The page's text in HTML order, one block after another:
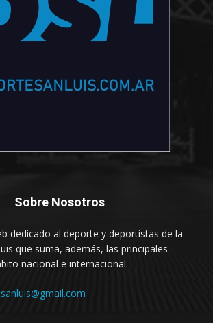
Sobre Nosotros
dedicado al deporte y deportistas de la
que suma, además, las principales
nacional e internacional.